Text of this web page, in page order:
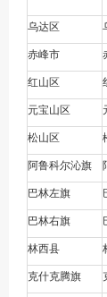
乌达区
赤峰市
红山区
元宝山区
松山区
阿鲁科尔沁旗
巴林左旗
巴林右旗
林西县
克什克腾旗